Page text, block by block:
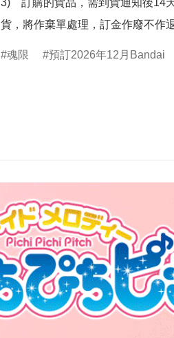
3)　訂購的貨品，需到貨通知後14
貨，將作棄單處理，訂金作廢不作
魂限 預訂2026年12月Bandai